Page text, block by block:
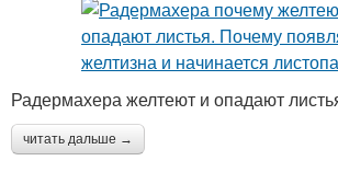
Радермахера желтеют и опадают
читать дальше →